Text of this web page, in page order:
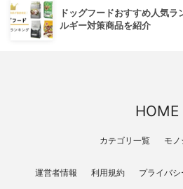
ドッグフードおすすめ人気
ルギー対策商品を紹介
HOME
カテゴリ一覧 モノ
運営者情報 利用規約 プライバ